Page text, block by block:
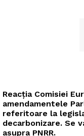
Reacția Comisiei
amendamentele
referitoare la
decarbonizare. Se
asupra PNRR.